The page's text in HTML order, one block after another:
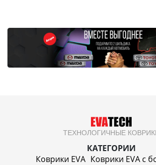
ТЕХНОЛОГИЧНЫЕ
КАТЕГОРИИ
Коврики EVA Коврики EVA c